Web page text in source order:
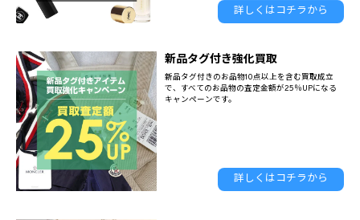
詳しくはコチラから
新品タグ付き強化買取
新品タグ付きのお品物10点以上を含む買取成立
で、すべてのお品物の査定金額が25％UPになる
キャンペーンです。
詳しくはコチラから